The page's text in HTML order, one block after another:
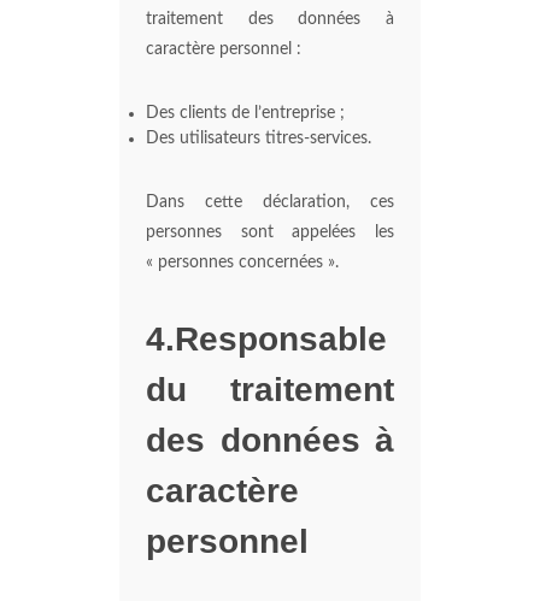
traitement des données à
caractère personnel :
Des clients de l’entreprise ;
Des utilisateurs titres-services.
Dans cette déclaration, ces
personnes sont appelées les
« personnes concernées ».
4.Responsable
du traitement
des données à
caractère
personnel